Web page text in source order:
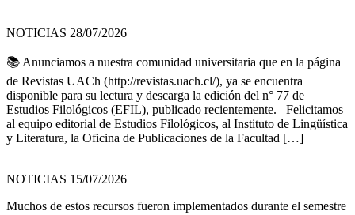
NOTICIAS 28/07/2026
📚 Anunciamos a nuestra comunidad universitaria que en la página
de Revistas UACh (http://revistas.uach.cl/), ya se encuentra
disponible para su lectura y descarga la edición del n° 77 de
Estudios Filológicos (EFIL), publicado recientemente. Felicitamos
al equipo editorial de Estudios Filológicos, al Instituto de Lingüística
y Literatura, la Oficina de Publicaciones de la Facultad […]
NOTICIAS 15/07/2026
Muchos de estos recursos fueron implementados durante el semestre